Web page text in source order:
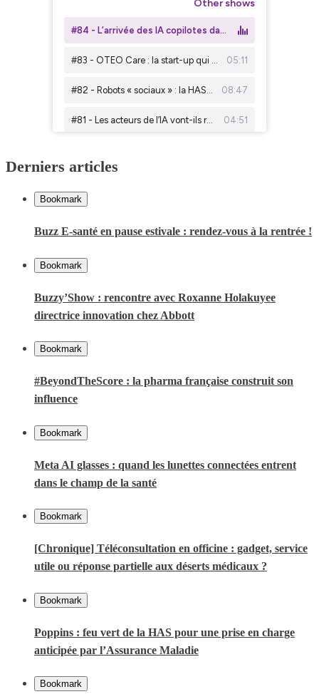
Derniers articles
Bookmark
Buzz E-santé en pause estivale : rendez-vous à la rentrée !
Bookmark
Buzzy’Show : rencontre avec Roxanne Holakuyee
directrice innovation chez Abbott
Bookmark
#BeyondTheScore : la pharma française construit son
influence
Bookmark
Meta AI glasses : quand les lunettes connectées entrent
dans le champ de la santé
Bookmark
[Chronique] Téléconsultation en officine : gadget, service
utile ou réponse partielle aux déserts médicaux ?
Bookmark
Poppins : feu vert de la HAS pour une prise en charge
anticipée par l’Assurance Maladie
Bookmark